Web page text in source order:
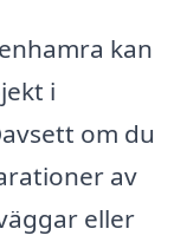
kan
i
om du
av
eller